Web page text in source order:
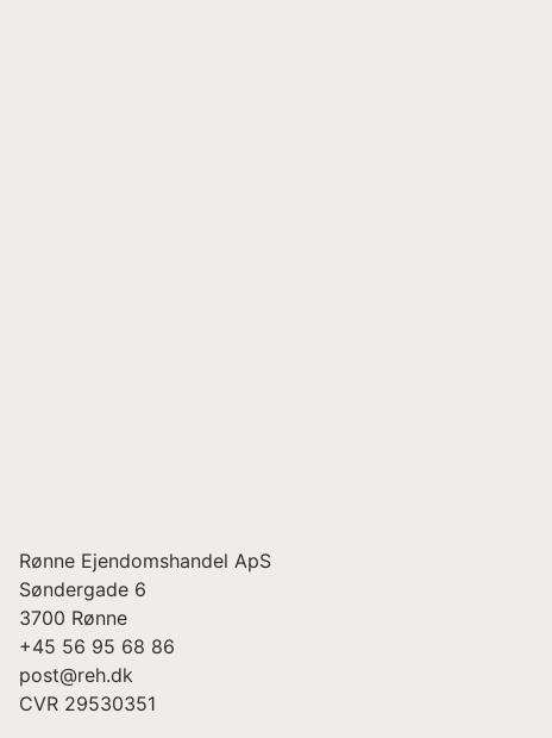
Rønne Ejendomshandel ApS
Søndergade 6
3700 Rønne
+45 56 95 68 86
post@reh.dk
CVR 29530351